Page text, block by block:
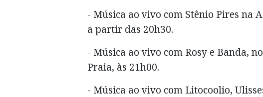
- Música ao vivo com Stênio Pires na
a partir das 20h30.
- Música ao vivo com Rosy e Banda,
Praia, às 21h00.
- Música ao vivo com Litocoolio,